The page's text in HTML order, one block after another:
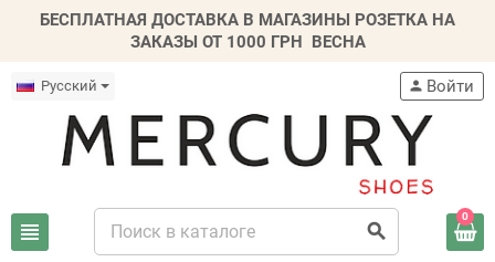
БЕСПЛАТНАЯ ДОСТАВКА В МАГАЗИНЫ РОЗЕТКА НА
ЗАКАЗЫ ОТ 1000 ГРН ВЕСНА
Русский
view_headline search
person Войти
0